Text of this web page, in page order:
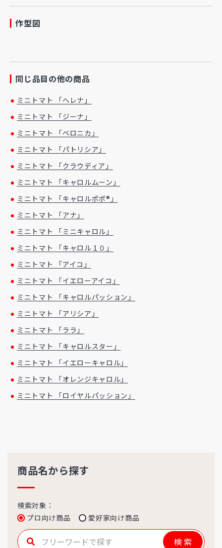
作型図
同じ品目の他の商品
ミニトマト 「ヘレナ」
ミニトマト 「ジーナ」
ミニトマト 「ベロニカ」
ミニトマト 「パトリシア」
ミニトマト 「クラウディア」
ミニトマト 「キャロルムーン」
ミニトマト 「キャロルポポ®」
ミニトマト 「アナ」
ミニトマト 「ミニキャロル」
ミニトマト 「キャロル１０」
ミニトマト 「アイコ」
ミニトマト 「イエローアイコ」
ミニトマト 「キャロルパッション」
ミニトマト 「アリシア」
ミニトマト 「ララ」
ミニトマト 「キャロルスター」
ミニトマト 「イエローキャロル」
ミニトマト 「オレンジキャロル」
ミニトマト 「ロイヤルパッション」
商品名から探す
検索対象：
プロ向け商品
愛好家向け商品
検索